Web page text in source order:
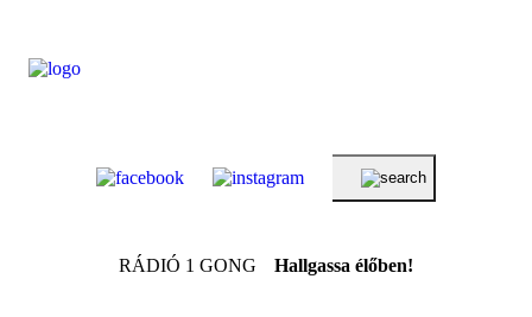
RÁDIÓ 1 GONG Hallgassa élőben!